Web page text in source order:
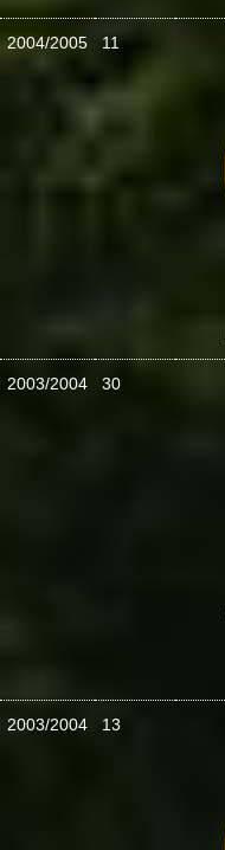
2004/2005 11
2003/2004 30
2003/2004 13